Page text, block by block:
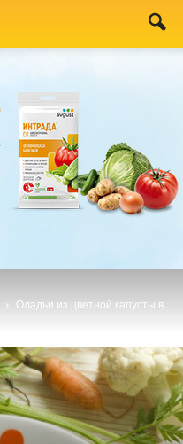
Оладьи из цветной капусты в